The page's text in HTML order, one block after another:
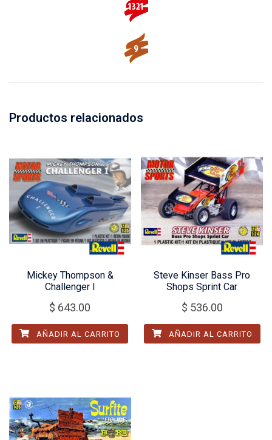
Productos relacionados
Mickey Thompson &
Challenger I
$ 643.00
AÑADIR AL CARRITO
Steve Kinser Bass Pro
Shops Sprint Car
$ 536.00
AÑADIR AL CARRITO